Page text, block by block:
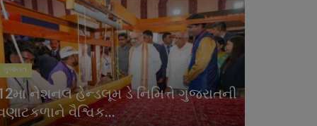
ગુજરાત
નેશનલ હેન્ડલૂમ ડે નિમિત્તે ગુજરાતની
વૈશ્વિક...